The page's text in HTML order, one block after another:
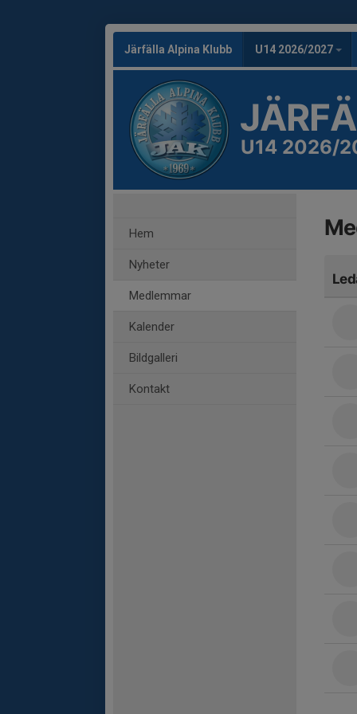
Järfälla Alpina Klubb U14 2026/2027
U14 2026/
Hem
Nyheter
Medlemmar
Kalender
Bildgalleri
Kontakt